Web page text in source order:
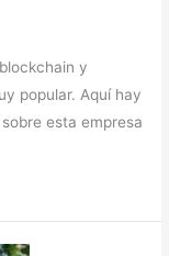
y
popular. Aquí hay
esta empresa